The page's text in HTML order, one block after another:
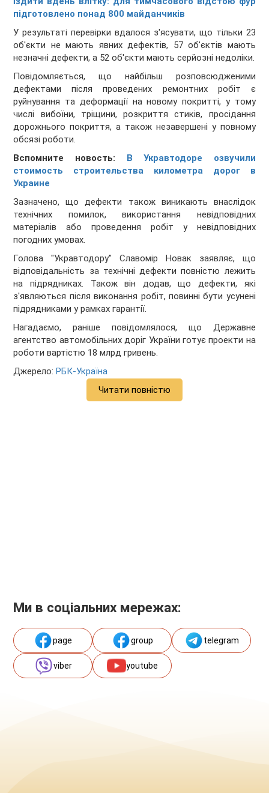
підготовлено понад 800 майданчиків
У результаті перевірки вдалося з'ясувати, що тільки 23
об'єкти не мають явних дефектів, 57 об'єктів мають
незначні дефекти, а 52 об'єкти мають серйозні недоліки.
Повідомляється, що найбільш розповсюдженими
дефектами після проведених ремонтних робіт є
руйнування та деформації на новому покритті, у тому
числі вибоїни, тріщини, розкриття стиків, просідання
дорожнього покриття, а також незавершені у повному
обсязі роботи.
Вспомните новость: В Укравтодоре озвучили
стоимость строительства километра дорог в
Украине
Зазначено, що дефекти також виникають внаслідок
технічних помилок, використання невідповідних
матеріалів або проведення робіт у невідповідних
погодних умовах.
Голова "Укравтодору" Славомір Новак заявляє, що
відповідальність за технічні дефекти повністю лежить
на підрядниках. Також він додав, що дефекти, які
з'являються після виконання робіт, повинні бути усунені
підрядниками у рамках гарантії.
Нагадаємо, раніше повідомлялося, що Державне
агентство автомобільних доріг України готує проекти на
роботи вартістю 18 млрд гривень.
Джерело:РБК-Україна
Читати повністю
Ми в соціальних мережах:
page group telegram
viber youtube